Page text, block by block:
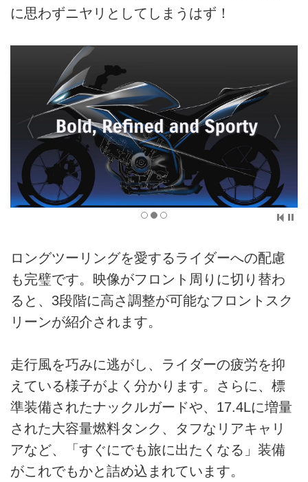
に思わずニヤリとしてしまうはず！
ロングツーリングを愛するライダーへの配慮
も完璧です。映像がフロント周りに切り替わ
ると、3段階に高さ調整が可能なフロントスク
リーンが紹介されます。
走行風を巧みに逃がし、ライダーの疲労を抑
えている様子がよく分かります。さらに、標
準装備されたナックルガードや、17.4Lに増量
された大容量燃料タンク、タフなリアキャリ
アなど、「すぐにでも旅に出たくなる」装備
がこれでもかと詰め込まれています。